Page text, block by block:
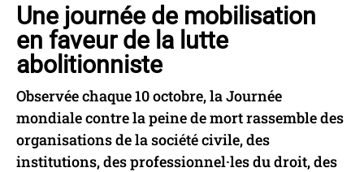
Une journée de mobilisation
en faveur de la lutte
abolitionniste
Observée chaque 10 octobre, la Journée
mondiale contre la peine de mort rassemble des
organisations de la société civile, des
institutions, des professionnel·les du droit, des